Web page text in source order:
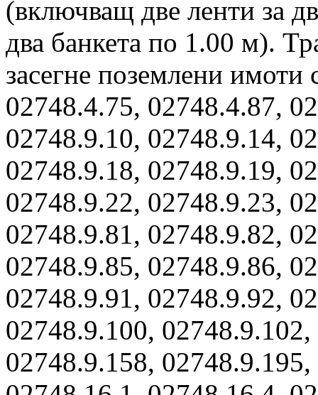
(включващ две ленти за
два банкета по 1.00 м).
засегне поземлени
02748.4.75, 02748.4.87,
02748.9.10, 02748.9.14,
02748.9.18, 02748.9.19,
02748.9.22, 02748.9.23,
02748.9.81, 02748.9.82,
02748.9.85, 02748.9.86,
02748.9.91, 02748.9.92,
02748.9.100,
02748.9.158,